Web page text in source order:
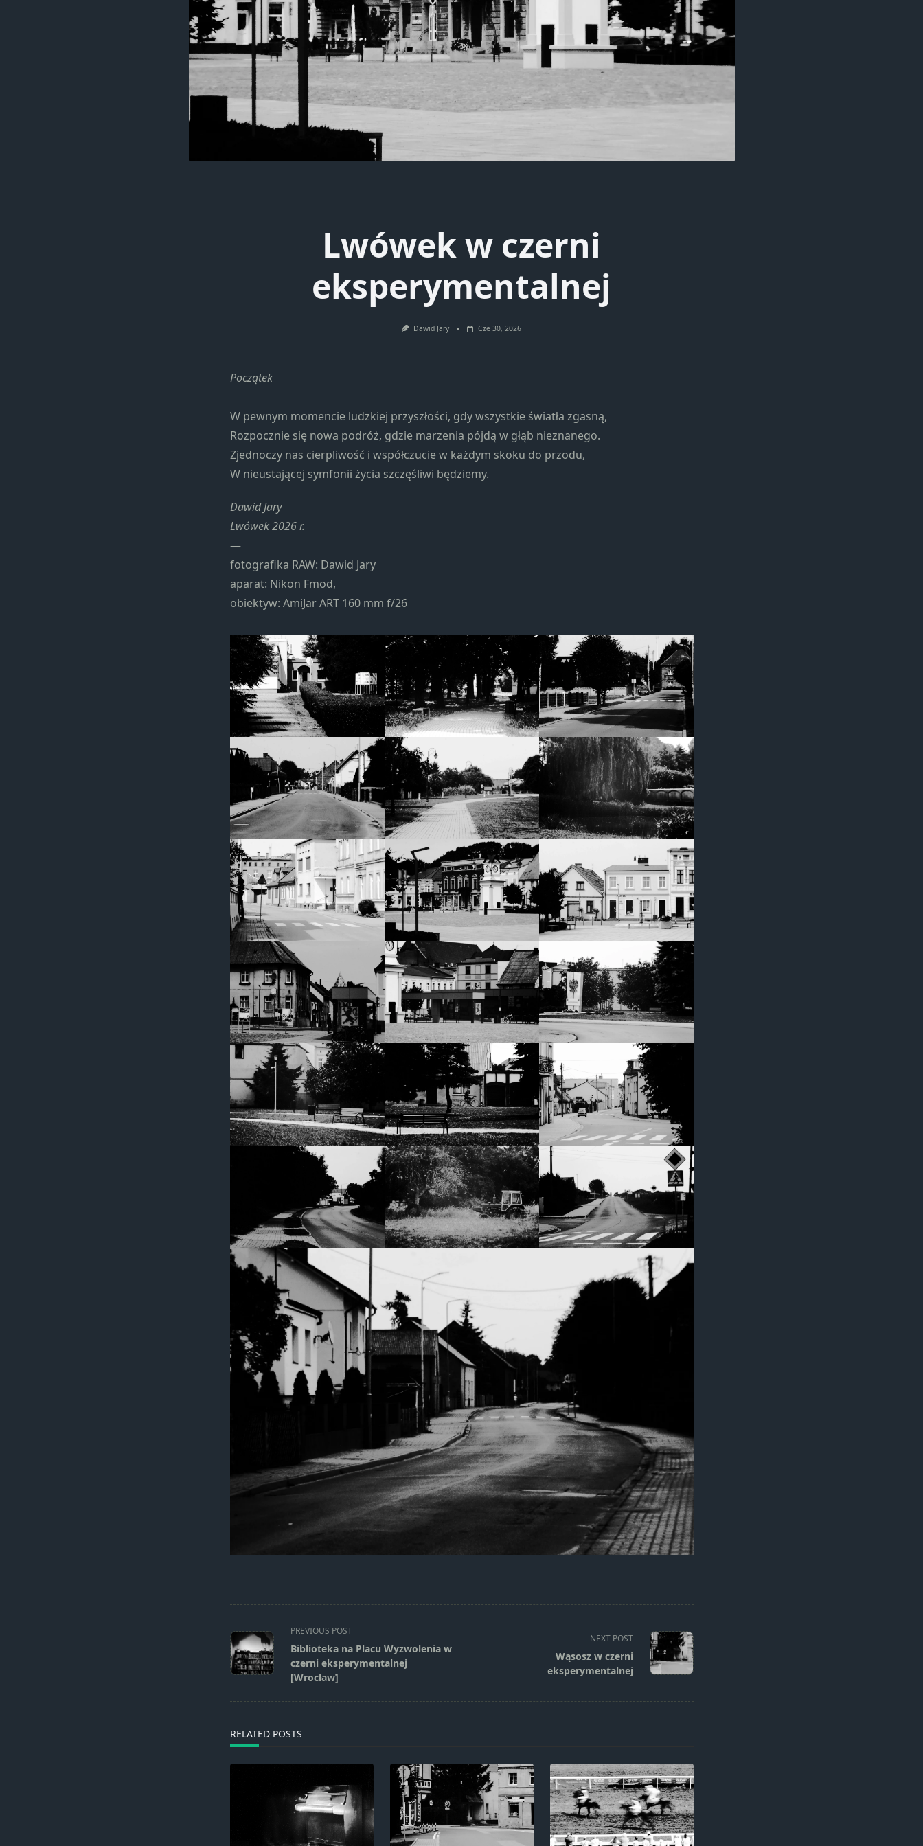
Lwówek w czerni
eksperymentalnej
Dawid Jary Cze 30, 2026
Początek
W pewnym momencie ludzkiej przyszłości, gdy wszystkie światła zgasną,
Rozpocznie się nowa podróż, gdzie marzenia pójdą w głąb nieznanego.
Zjednoczy nas cierpliwość i współczucie w każdym skoku do przodu,
W nieustającej symfonii życia szczęśliwi będziemy.
Dawid Jary
Lwówek 2026 r.
—
fotografika RAW: Dawid Jary
aparat: Nikon Fmod,
obiektyw: AmiJar ART 160 mm f/26
<span
class="nav-
subtitle
screen-
PREVIOUS POST
Biblioteka na Placu Wyzwolenia w
czerni eksperymentalnej
[Wrocław]
NEXT POST
Wąsosz w czerni
eksperymentalnej
RELATED POSTS
Te pliki cookie
strony
internetowej.
Statystyka
używana.
Doświadczenie
Aby nasza
strona
internetowa
podczas
twojego
przejścia na nią.
Jeśli odrzucisz te
pliki cookie,
niektóre funkcje
znikną ze strony
internetowej.
Marketing
Udostępniając
swoje
zainteresowania i
zachowania
podczas
odwiedzania naszej
strony, zwiększasz
szansę na
zobaczenie
spersonalizowanych
treści i ofert.